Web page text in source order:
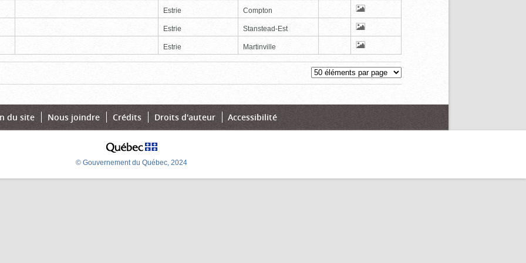
Estrie Compton
Estrie Stanstead-Est
Estrie Martinville
du site Nous joindre Crédits Droits d'auteur Accessibilité
© Gouvernement du Québec, 2024